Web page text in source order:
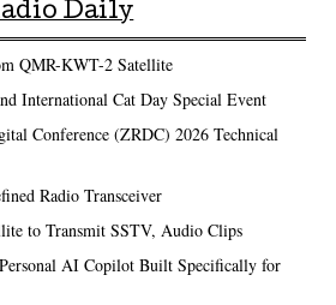
Daily
QMR-KWT-2 Satellite
International Cat Day Special Event
Conference (ZRDC) 2026 Technical
Radio Transceiver
to Transmit SSTV, Audio Clips
AI Copilot Built Specifically for